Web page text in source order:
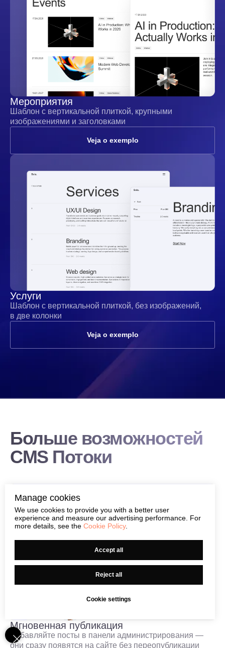
Manage cookies
We use cookies to provide you with a better user
experience and measure our advertising performance. For
more details, see the Cookie Policy.
Accept all
Reject all
Cookie settings
Мероприятия
Шаблон с вертикальной плиткой, крупными
изображениями и заголовками
Veja o exemplo
Услуги
Шаблон с вертикальной плиткой, без изображений,
в две колонки
Veja o exemplo
Больше возможностей
CMS Потоки
Мгновенная публикация
Добавляйте посты в панели администрирования —
они сразу появятся на сайте без переопубликации